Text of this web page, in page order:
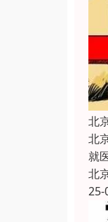
北
北
就
北
25-